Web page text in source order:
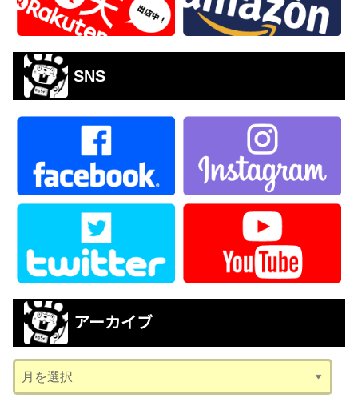
SNS
アーカイブ
ー